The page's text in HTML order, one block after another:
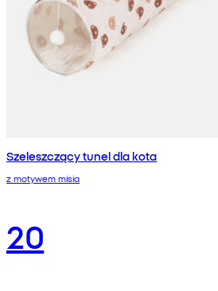
Szeleszczący tunel dla kota
z motywem misia
20